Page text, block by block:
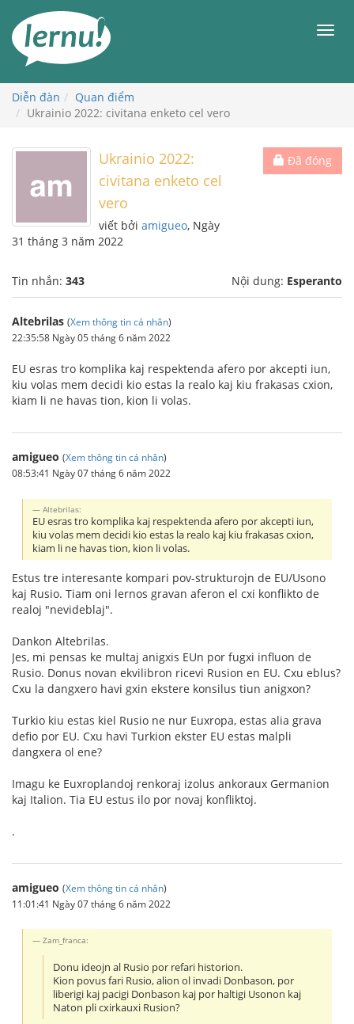
đến
phần
dung
Diễn đàn
Quan điểm
Ukrainio 2022: civitana enketo cel vero
Đã đóng
Ukrainio 2022:
civitana enketo cel
vero
viết bởi amigueo, Ngày
31 tháng 3 năm 2022
Tin nhắn: 343 Nội dung: Esperanto
Altebrilas (Xem thông tin cá nhân)
22:35:58 Ngày 05 tháng 6 năm 2022
EU esras tro komplika kaj respektenda afero por akcepti iun,
kiu volas mem decidi kio estas la realo kaj kiu frakasas cxion,
kiam li ne havas tion, kion li volas.
amigueo (Xem thông tin cá nhân)
08:53:41 Ngày 07 tháng 6 năm 2022
Altebrilas:
EU esras tro komplika kaj respektenda afero por akcepti iun,
kiu volas mem decidi kio estas la realo kaj kiu frakasas cxion,
kiam li ne havas tion, kion li volas.
Estus tre interesante kompari pov-strukturojn de EU/Usono
kaj Rusio. Tiam oni lernos gravan aferon el cxi konflikto de
realoj "nevideblaj".
Dankon Altebrilas.
Jes, mi pensas ke multaj anigxis EUn por fugxi influon de
Rusio. Donus novan ekvilibron ricevi Rusion en EU. Cxu eblus?
Cxu la dangxero havi gxin ekstere konsilus tiun anigxon?
Turkio kiu estas kiel Rusio ne nur Euxropa, estas alia grava
defio por EU. Cxu havi Turkion ekster EU estas malpli
dangxera ol ene?
Imagu ke Euxroplandoj renkoraj izolus ankoraux Germanion
kaj Italion. Tia EU estus ilo por novaj konfliktoj.
.
amigueo (Xem thông tin cá nhân)
11:01:41 Ngày 07 tháng 6 năm 2022
Zam_franca:
Donu ideojn al Rusio por refari historion.
Kion povus fari Rusio, alion ol invadi Donbason, por
liberigi kaj pacigi Donbason kaj por haltigi Usonon kaj
Naton pli cxirkauxi Rusion?